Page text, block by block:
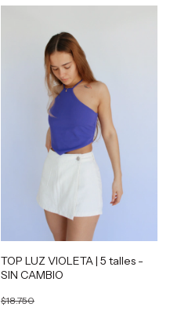
TOP LUZ VIOLETA | 5 talles -
SIN CAMBIO
$18.750